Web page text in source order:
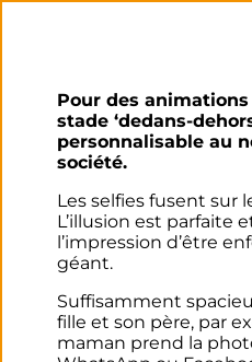
Pour des
stade ‘dedans-
personnalisable au
société.
Les selfies fusent sur
L’illusion est parfaite
l’impression d’être
géant.
Suffisamment
fille et son père, par
maman prend la